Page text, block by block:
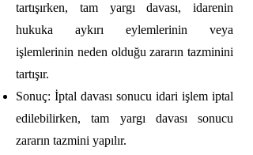
tartışırken, tam yargı davası, idarenin
hukuka aykırı eylemlerinin veya
işlemlerinin neden olduğu zararın tazminini
tartışır.
Sonuç: İptal davası sonucu idari işlem iptal
edilebilirken, tam yargı davası sonucu
zararın tazmini yapılır.